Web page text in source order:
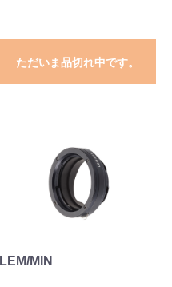
ただいま品切れ中です。
LEM/MIN